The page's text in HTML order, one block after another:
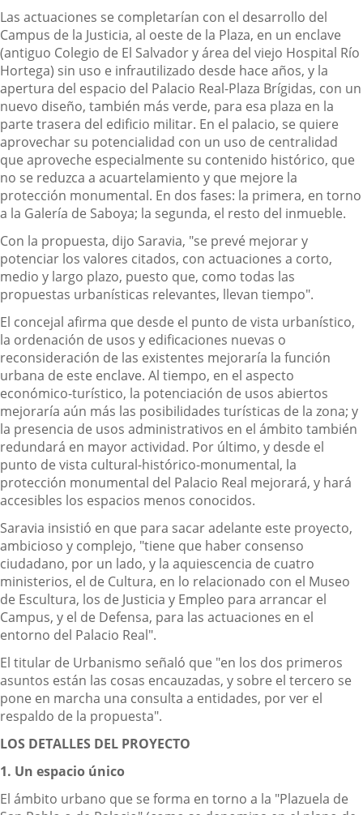
Las actuaciones se completarían con el desarrollo del
Campus de la Justicia, al oeste de la Plaza, en un enclave
(antiguo Colegio de El Salvador y área del viejo Hospital Río
Hortega) sin uso e infrautilizado desde hace años, y la
apertura del espacio del Palacio Real-Plaza Brígidas, con un
nuevo diseño, también más verde, para esa plaza en la
parte trasera del edificio militar. En el palacio, se quiere
aprovechar su potencialidad con un uso de centralidad
que aproveche especialmente su contenido histórico, que
no se reduzca a acuartelamiento y que mejore la
protección monumental. En dos fases: la primera, en torno
a la Galería de Saboya; la segunda, el resto del inmueble.
Con la propuesta, dijo Saravia, "se prevé mejorar y
potenciar los valores citados, con actuaciones a corto,
medio y largo plazo, puesto que, como todas las
propuestas urbanísticas relevantes, llevan tiempo".
El concejal afirma que desde el punto de vista urbanístico,
la ordenación de usos y edificaciones nuevas o
reconsideración de las existentes mejoraría la función
urbana de este enclave. Al tiempo, en el aspecto
económico-turístico, la potenciación de usos abiertos
mejoraría aún más las posibilidades turísticas de la zona; y
la presencia de usos administrativos en el ámbito también
redundará en mayor actividad. Por último, y desde el
punto de vista cultural-histórico-monumental, la
protección monumental del Palacio Real mejorará, y hará
accesibles los espacios menos conocidos.
Saravia insistió en que para sacar adelante este proyecto,
ambicioso y complejo, "tiene que haber consenso
ciudadano, por un lado, y la aquiescencia de cuatro
ministerios, el de Cultura, en lo relacionado con el Museo
de Escultura, los de Justicia y Empleo para arrancar el
Campus, y el de Defensa, para las actuaciones en el
entorno del Palacio Real".
El titular de Urbanismo señaló que "en los dos primeros
asuntos están las cosas encauzadas, y sobre el tercero se
pone en marcha una consulta a entidades, por ver el
respaldo de la propuesta".
LOS DETALLES DEL PROYECTO
1. Un espacio único
El ámbito urbano que se forma en torno a la "Plazuela de